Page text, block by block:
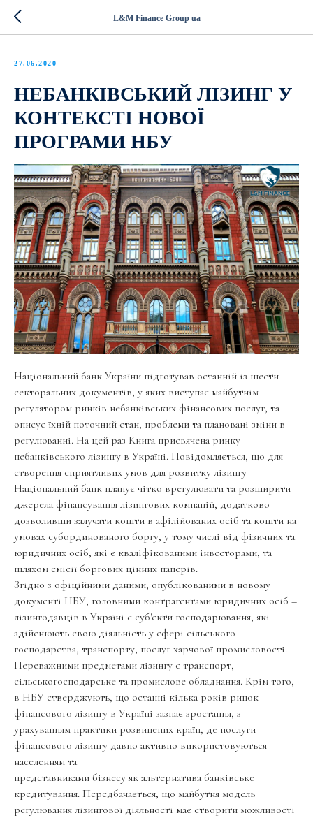
L&M Finance Group ua
27.06.2020
НЕБАНКІВСЬКИЙ ЛІЗИНГ У
КОНТЕКСТІ НОВОЇ
ПРОГРАМИ НБУ
Національний банк України підготував останній із шести
секторальних документів, у яких виступає майбутнім
регулятором ринків небанківських фінансових послуг, та
описує їхній поточний стан, проблеми та плановані зміни в
регулюванні. На цей раз Книга присвячена ринку
небанківського лізингу в Україні. Повідомляється, що для
створення сприятливих умов для розвитку лізингу
Національний банк планує чітко врегулювати та розширити
джерела фінансування лізингових компаній, додатково
дозволивши залучати кошти в афілійованих осіб та кошти на
умовах субординованого боргу, у тому числі від фізичних та
юридичних осіб, які є кваліфікованими інвесторами, та
шляхом емісії боргових цінних паперів.
Згідно з офіційними даними, опублікованими в новому
документі НБУ, головними контрагентами юридичних осіб –
лізингодавців в Україні є суб'єкти господарювання, які
здійснюють свою діяльність у сфері сільського
господарства, транспорту, послуг харчової промисловості.
Переважними предметами лізингу є транспорт,
сільськогосподарське та промислове обладнання. Крім того,
в НБУ стверджують, що останні кілька років ринок
фінансового лізингу в Україні зазнає зростання, з
урахуванням практики розвинених країн, де послуги
фінансового лізингу давно активно використовуються
населенням та
представниками бізнесу як альтернатива банківське
кредитування. Передбачається, що майбутня модель
регулювання лізингової діяльності має створити можливості